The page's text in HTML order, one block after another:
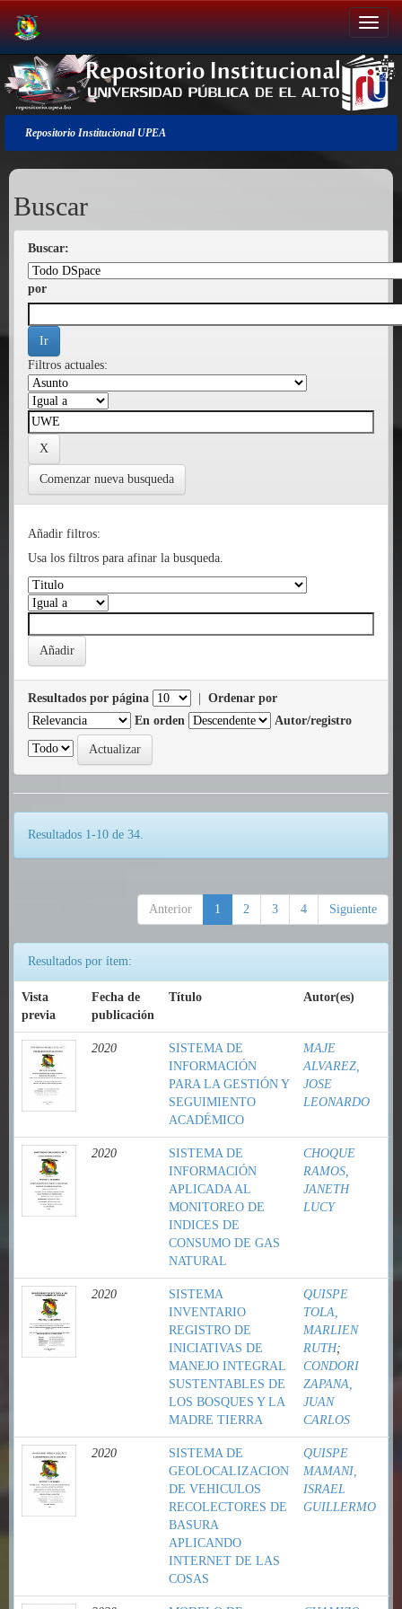
Salir
de
la
navegación
Repositorio Institucional UPEA
Buscar
Buscar:
por
Filtros actuales:
Comenzar nueva busqueda
Añadir filtros:
Usa los filtros para afinar la busqueda.
Resultados por página
Ordenar por
En orden
Autor/registro
Resultados 1-10 de 34.
Anterior 1 2 3 4 Siguiente
Resultados por ítem:
Vista
previa
Fecha de
publicación
Título Autor(es)
2020
SISTEMA DE
INFORMACIÓN
PARA LA GESTIÓN Y
SEGUIMIENTO
ACADÉMICO
MAJE
ALVAREZ,
JOSE
LEONARDO
2020
SISTEMA DE
INFORMACIÓN
APLICADA AL
MONITOREO DE
INDICES DE
CONSUMO DE GAS
NATURAL
CHOQUE
RAMOS,
JANETH
LUCY
2020
SISTEMA
INVENTARIO
REGISTRO DE
INICIATIVAS DE
MANEJO INTEGRAL
SUSTENTABLES DE
LOS BOSQUES Y LA
MADRE TIERRA
QUISPE
TOLA,
MARLIEN
RUTH;
CONDORI
ZAPANA,
JUAN
CARLOS
2020
SISTEMA DE
GEOLOCALIZACION
DE VEHICULOS
RECOLECTORES DE
BASURA
APLICANDO
INTERNET DE LAS
COSAS
QUISPE
MAMANI,
ISRAEL
GUILLERMO